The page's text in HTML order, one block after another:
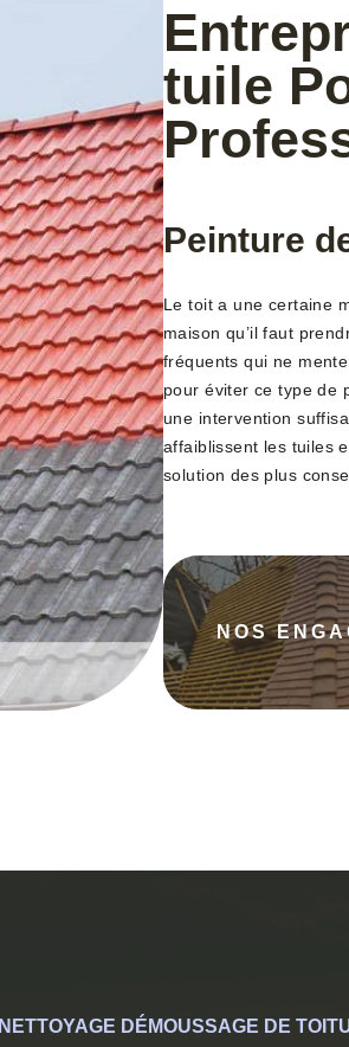
tuile
Peinture
Le toit a une certaine
maison qu’il faut
fréquents qui ne
pour éviter ce type de
une intervention
affaiblissent les tuiles
solution des plus
NOS
NETTOYAGE DÉMOUSSAGE DE